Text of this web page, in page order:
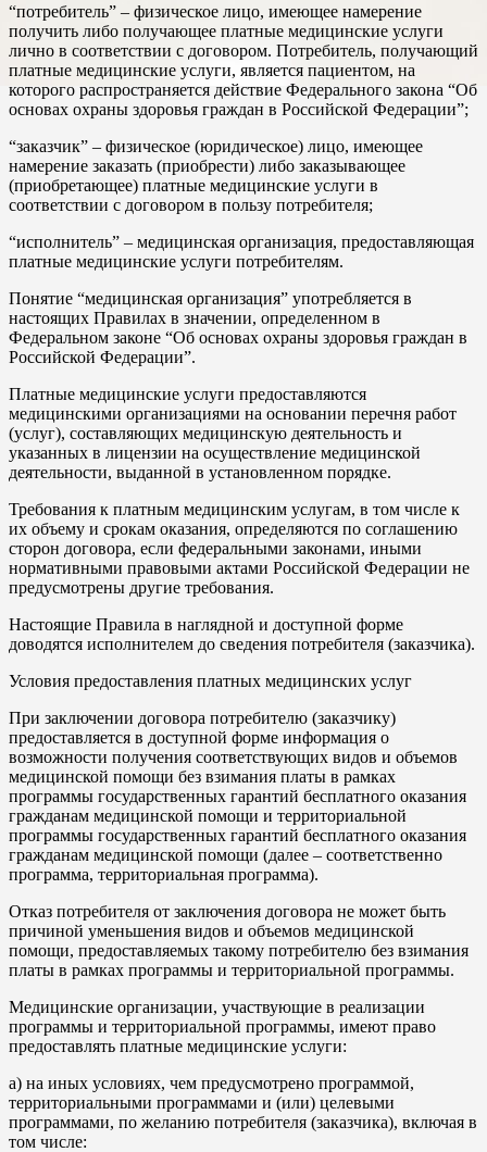
“потребитель” – физическое лицо, имеющее намерение
получить либо получающее платные медицинские услуги
лично в соответствии с договором. Потребитель, получающий
платные медицинские услуги, является пациентом, на
которого распространяется действие Федерального закона “Об
основах охраны здоровья граждан в Российской Федерации”;
“заказчик” – физическое (юридическое) лицо, имеющее
намерение заказать (приобрести) либо заказывающее
(приобретающее) платные медицинские услуги в
соответствии с договором в пользу потребителя;
“исполнитель” – медицинская организация, предоставляющая
платные медицинские услуги потребителям.
Понятие “медицинская организация” употребляется в
настоящих Правилах в значении, определенном в
Федеральном законе “Об основах охраны здоровья граждан в
Российской Федерации”.
Платные медицинские услуги предоставляются
медицинскими организациями на основании перечня работ
(услуг), составляющих медицинскую деятельность и
указанных в лицензии на осуществление медицинской
деятельности, выданной в установленном порядке.
Требования к платным медицинским услугам, в том числе к
их объему и срокам оказания, определяются по соглашению
сторон договора, если федеральными законами, иными
нормативными правовыми актами Российской Федерации не
предусмотрены другие требования.
Настоящие Правила в наглядной и доступной форме
доводятся исполнителем до сведения потребителя (заказчика).
Условия предоставления платных медицинских услуг
При заключении договора потребителю (заказчику)
предоставляется в доступной форме информация о
возможности получения соответствующих видов и объемов
медицинской помощи без взимания платы в рамках
программы государственных гарантий бесплатного оказания
гражданам медицинской помощи и территориальной
программы государственных гарантий бесплатного оказания
гражданам медицинской помощи (далее – соответственно
программа, территориальная программа).
Отказ потребителя от заключения договора не может быть
причиной уменьшения видов и объемов медицинской
помощи, предоставляемых такому потребителю без взимания
платы в рамках программы и территориальной программы.
Медицинские организации, участвующие в реализации
программы и территориальной программы, имеют право
предоставлять платные медицинские услуги:
а) на иных условиях, чем предусмотрено программой,
территориальными программами и (или) целевыми
программами, по желанию потребителя (заказчика), включая в
том числе: